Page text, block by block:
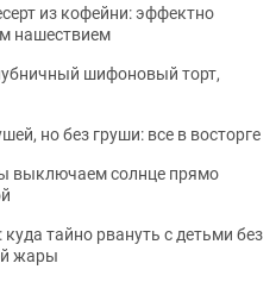
из кофейни: эффектно
нашествием
шифоновый торт,
но без груши: все в восторге
выключаем солнце прямо
тайно рвануть с детьми без
жары